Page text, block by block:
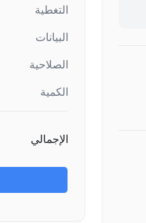
التغطية
البيانات
الصلاحية
الكمية
الإجمالي